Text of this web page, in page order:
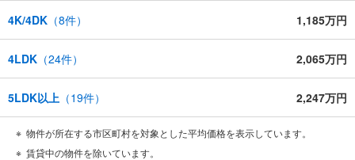
4K/4DK （8件） 1,185万円
4LDK （24件） 2,065万円
5LDK以上 （19件） 2,247万円
物件が所在する市区町村を対象とした平均価格を表示しています。
賃貸中の物件を除いています。